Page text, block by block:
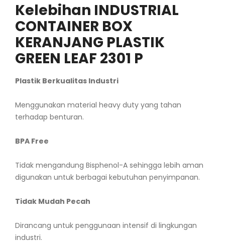
Kelebihan INDUSTRIAL
CONTAINER BOX
KERANJANG PLASTIK
GREEN LEAF 2301 P
Plastik Berkualitas Industri
Menggunakan material heavy duty yang tahan
terhadap benturan.
BPA Free
Tidak mengandung Bisphenol-A sehingga lebih aman
digunakan untuk berbagai kebutuhan penyimpanan.
Tidak Mudah Pecah
Dirancang untuk penggunaan intensif di lingkungan
industri.